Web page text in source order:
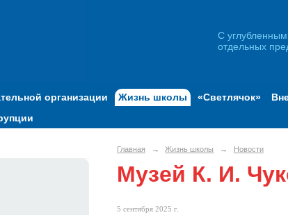
С
отдельных
организации Жизнь школы «Светлячок»
Главная → Жизнь школы → Новости
Музей К. И.
5 сентября 2025 г.